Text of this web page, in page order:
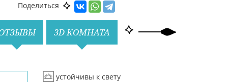
Поделиться
3D КОМНАТА
устойчивы к свету